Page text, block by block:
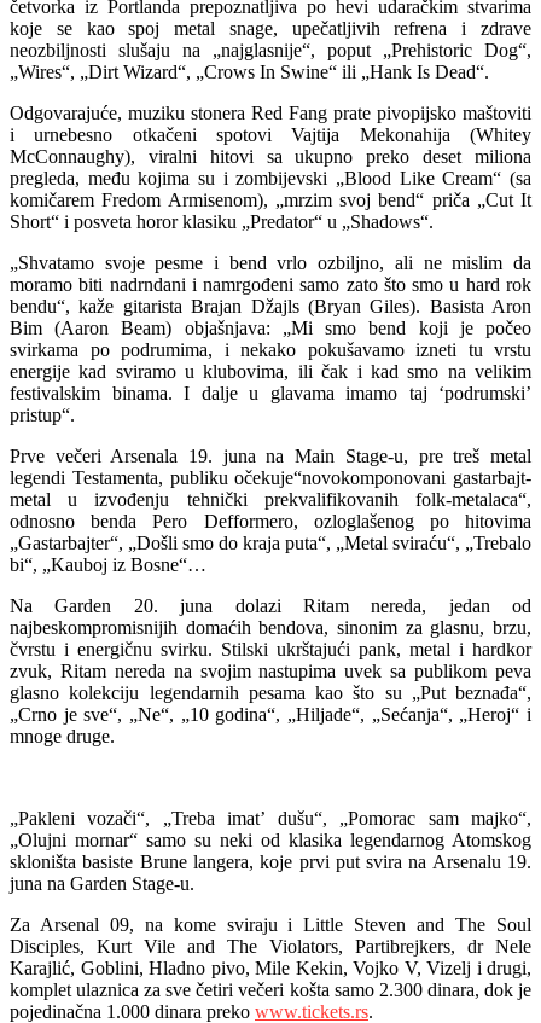
četvorka iz Portlanda prepoznatljiva po hevi udaračkim stvarima
koje se kao spoj metal snage, upečatljivih refrena i zdrave
neozbiljnosti slušaju na „najglasnije“, poput „Prehistoric Dog“,
„Wires“, „Dirt Wizard“, „Crows In Swine“ ili „Hank Is Dead“.
Odgovarajuće, muziku stonera Red Fang prate pivopijsko maštoviti
i urnebesno otkačeni spotovi Vajtija Mekonahija (Whitey
McConnaughy), viralni hitovi sa ukupno preko deset miliona
pregleda, među kojima su i zombijevski „Blood Like Cream“ (sa
komičarem Fredom Armisenom), „mrzim svoj bend“ priča „Cut It
Short“ i posveta horor klasiku „Predator“ u „Shadows“.
„Shvatamo svoje pesme i bend vrlo ozbiljno, ali ne mislim da
moramo biti nadrndani i namrgođeni samo zato što smo u hard rok
bendu“, kaže gitarista Brajan Džajls (Bryan Giles). Basista Aron
Bim (Aaron Beam) objašnjava: „Mi smo bend koji je počeo
svirkama po podrumima, i nekako pokušavamo izneti tu vrstu
energije kad sviramo u klubovima, ili čak i kad smo na velikim
festivalskim binama. I dalje u glavama imamo taj ‘podrumski’
pristup“.
Prve večeri Arsenala 19. juna na Main Stage-u, pre treš metal
legendi Testamenta, publiku očekuje“novokomponovani gastarbajt-
metal u izvođenju tehnički prekvalifikovanih folk-metalaca“,
odnosno benda Pero Defformero, ozloglašenog po hitovima
„Gastarbajter“, „Došli smo do kraja puta“, „Metal sviraću“, „Trebalo
bi“, „Kauboj iz Bosne“…
Na Garden 20. juna dolazi Ritam nereda, jedan od
najbeskompromisnijih domaćih bendova, sinonim za glasnu, brzu,
čvrstu i energičnu svirku. Stilski ukrštajući pank, metal i hardkor
zvuk, Ritam nereda na svojim nastupima uvek sa publikom peva
glasno kolekciju legendarnih pesama kao što su „Put beznađa“,
„Crno je sve“, „Ne“, „10 godina“, „Hiljade“, „Sećanja“, „Heroj“ i
mnoge druge.
„Pakleni vozači“, „Treba imat’ dušu“, „Pomorac sam majko“,
„Olujni mornar“ samo su neki od klasika legendarnog Atomskog
skloništa basiste Brune langera, koje prvi put svira na Arsenalu 19.
juna na Garden Stage-u.
Za Arsenal 09, na kome sviraju i Little Steven and The Soul
Disciples, Kurt Vile and The Violators, Partibrejkers, dr Nele
Karajlić, Goblini, Hladno pivo, Mile Kekin, Vojko V, Vizelj i drugi,
komplet ulaznica za sve četiri večeri košta samo 2.300 dinara, dok je
pojedinačna 1.000 dinara preko www.tickets.rs.